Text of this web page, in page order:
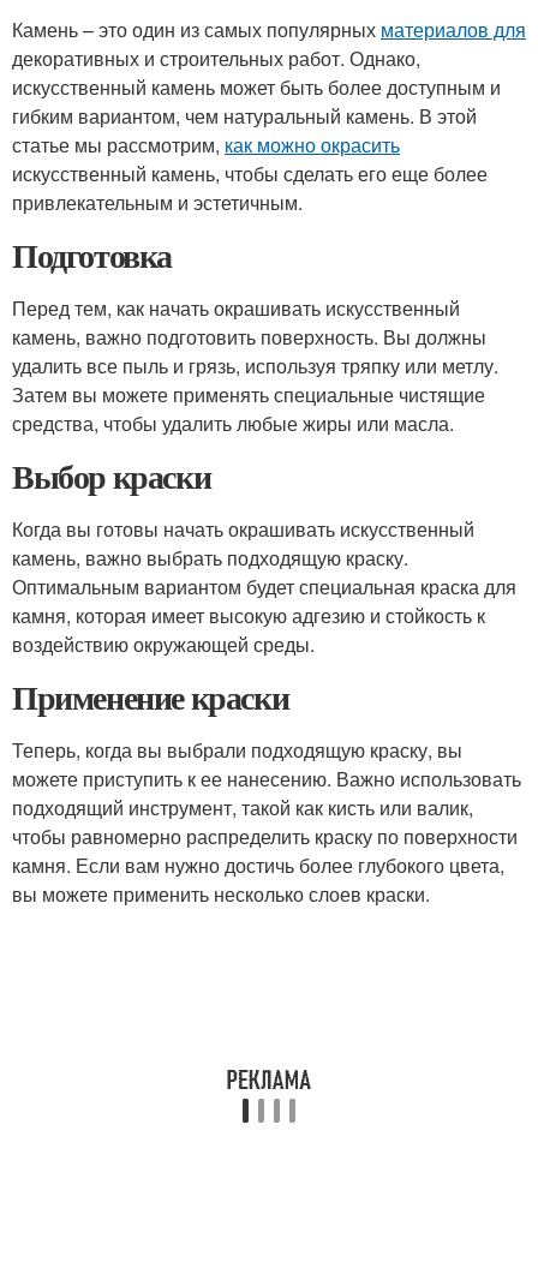
Камень – это один из самых популярных материалов для
декоративных и строительных работ. Однако,
искусственный камень может быть более доступным и
гибким вариантом, чем натуральный камень. В этой
статье мы рассмотрим, как можно окрасить
искусственный камень, чтобы сделать его еще более
привлекательным и эстетичным.
Подготовка
Перед тем, как начать окрашивать искусственный
камень, важно подготовить поверхность. Вы должны
удалить все пыль и грязь, используя тряпку или метлу.
Затем вы можете применять специальные чистящие
средства, чтобы удалить любые жиры или масла.
Выбор краски
Когда вы готовы начать окрашивать искусственный
камень, важно выбрать подходящую краску.
Оптимальным вариантом будет специальная краска для
камня, которая имеет высокую адгезию и стойкость к
воздействию окружающей среды.
Применение краски
Теперь, когда вы выбрали подходящую краску, вы
можете приступить к ее нанесению. Важно использовать
подходящий инструмент, такой как кисть или валик,
чтобы равномерно распределить краску по поверхности
камня. Если вам нужно достичь более глубокого цвета,
вы можете применить несколько слоев краски.